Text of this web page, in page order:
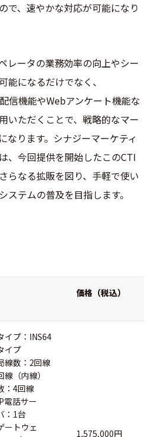
で、速やかな対応が可能になり
レータの業務効率の向上やシー
能になるだけでなく、
信機能やWebアンケート機能な
いただくことで、戦略的なマー
なります。シナジーマーケティ
、今回提供を開始したこのCTI
らなる拡販を図り、手軽で使い
ステムの普及を目指します。
価格（税込）
イプ：INS64
イプ
線数：2回線
線（内線）
：4回線
電話サー
：1台
ートウェ
1,575,000円